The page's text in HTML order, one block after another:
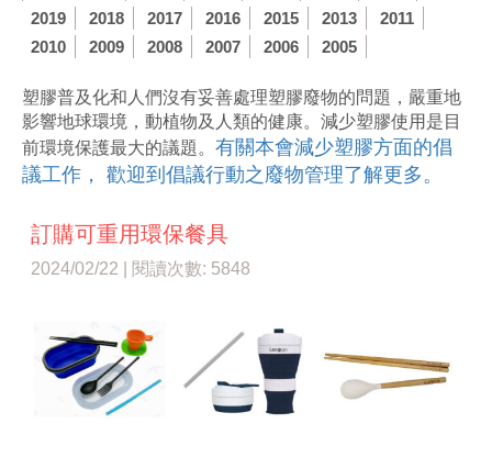
2019
2018 2017 2016 2015 2013
2011
2010
2009 2008 2007 2006 2005
塑膠普及化和人們沒有妥善處理塑膠廢物的問題，嚴重地
影響地球環境，動植物及人類的健康。減少塑膠使用是目
前環境保護最大的議題。 有關本會減少塑膠方面的倡
議工作， 歡迎到倡議行動之廢物管理了解更多。
訂購可重用環保餐具
2024/02/22 | 閱讀次數: 5848